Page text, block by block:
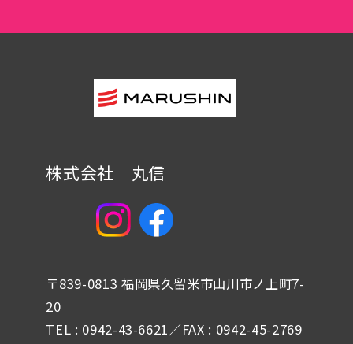
株式会社 丸信
〒839-0813 福岡県久留米市山川市ノ上町7-
20
TEL : 0942-43-6621／FAX : 0942-45-2769